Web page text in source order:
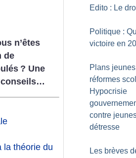
n’êtes
de
? Une
conseils…
la théorie du
Edito : Le
Politique :
victoire en
Plans
réformes
Hypocrisie
contre
détresse
Les brèves